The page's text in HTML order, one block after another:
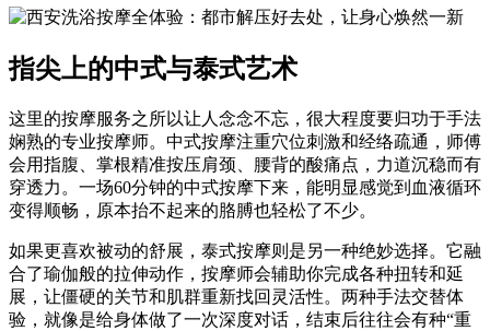
指尖上的中式与泰式艺术
这里的按摩服务之所以让人念念不忘，很大程度要归功于手法
娴熟的专业按摩师。中式按摩注重穴位刺激和经络疏通，师傅
会用指腹、掌根精准按压肩颈、腰背的酸痛点，力道沉稳而有
穿透力。一场60分钟的中式按摩下来，能明显感觉到血液循环
变得顺畅，原本抬不起来的胳膊也轻松了不少。
如果更喜欢被动的舒展，泰式按摩则是另一种绝妙选择。它融
合了瑜伽般的拉伸动作，按摩师会辅助你完成各种扭转和延
展，让僵硬的关节和肌群重新找回灵活性。两种手法交替体
验，就像是给身体做了一次深度对话，结束后往往会有种“重